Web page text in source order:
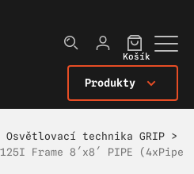
Produkty
Košík
Osvětlovací technika GRIP >
Frame 8´x8´ PIPE (4xPipe